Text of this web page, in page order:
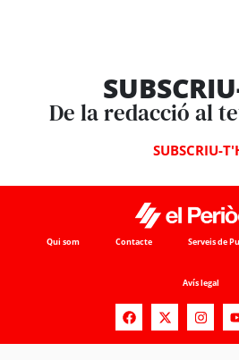
De la redacció al
SUBSCRIU-
Qui som Contacte Serveis de
Avís legal